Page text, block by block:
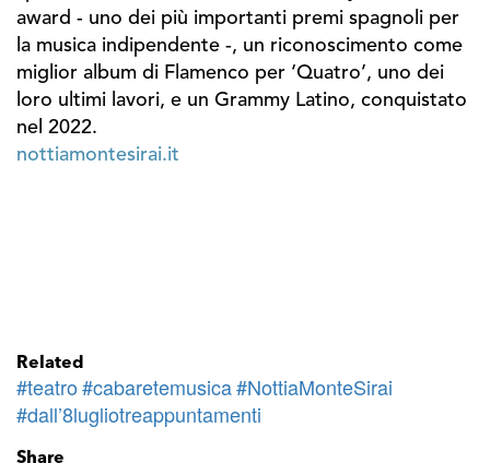
award - uno dei più importanti premi spagnoli per
la musica indipendente -, un riconoscimento come
miglior album di Flamenco per ‘Quatro’, uno dei
loro ultimi lavori, e un Grammy Latino, conquistato
nel 2022.
nottiamontesirai.it
Related
#teatro#cabaretemusica#NottiaMonteSirai
#dall’8lugliotreappuntamenti
Share